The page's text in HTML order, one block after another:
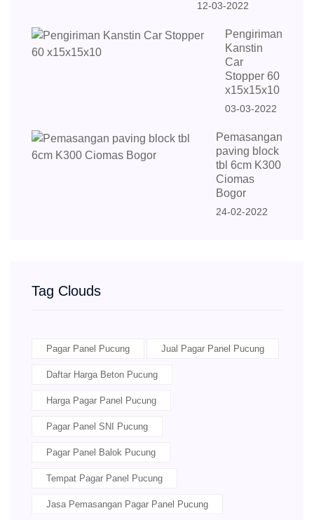
12-03-2022
Pengiriman
Kanstin
Car
Stopper 60
x15x15x10
03-03-2022
Pemasangan
paving block
tbl 6cm K300
Ciomas
Bogor
24-02-2022
Tag Clouds
Pagar Panel Pucung Jual Pagar Panel Pucung
Daftar Harga Beton Pucung
Harga Pagar Panel Pucung
Pagar Panel SNI Pucung
Pagar Panel Balok Pucung
Tempat Pagar Panel Pucung
Jasa Pemasangan Pagar Panel Pucung